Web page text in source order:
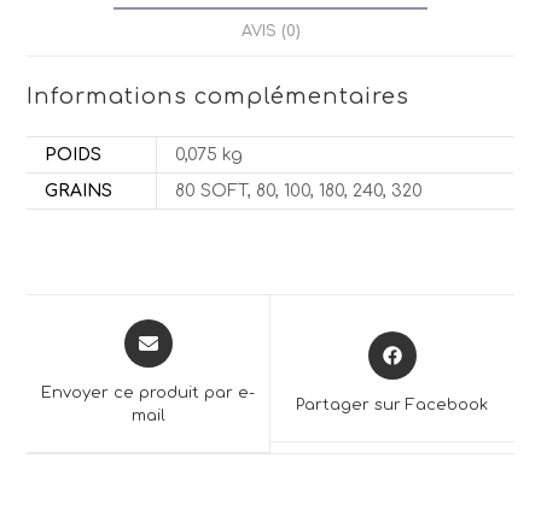
AVIS (0)
Informations complémentaires
POIDS
0,075 kg
GRAINS
80 SOFT, 80, 100, 180, 240, 320
Opens
in
new
Envoyer ce produit par e-
mail
Opens
in
Partager sur Facebook